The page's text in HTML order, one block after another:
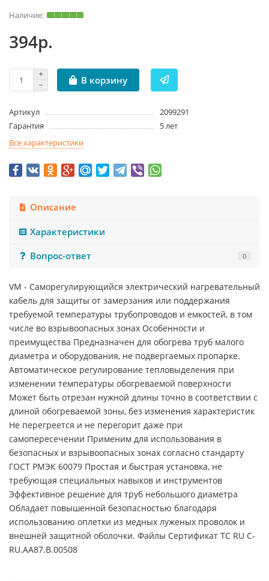
394р.
В корзину
Артикул
2099291
Гарантия
5 лет
Все характеристики
Описание
Характеристики
Вопрос-ответ
0
VM - Саморегулирующийся электрический нагревательный
кабель для защиты от замерзания или поддержания
требуемой температуры трубопроводов и емкостей, в том
числе во взрывоопасных зонах Особенности и
преимущества Предназначен для обогрева труб малого
диаметра и оборудования, не подвергаемых пропарке.
Автоматическое регулирование тепловыделения при
изменении температуры обогреваемой поверхности
Может быть отрезан нужной длины точно в соответствии с
длиной обогреваемой зоны, без изменения характеристик
Не перегреется и не перегорит даже при
самопересечении Применим для использования в
безопасных и взрывоопасных зонах согласно стандарту
ГОСТ РМЭК 60079 Простая и быстрая установка, не
требующая специальных навыков и инструментов
Эффективное решение для труб небольшого диаметра
Обладает повышенной безопасностью благодаря
использованию оплетки из медных луженых проволок и
внешней защитной оболочки. Файлы Сертификат ТС RU C-
RU.АА87.В.00508